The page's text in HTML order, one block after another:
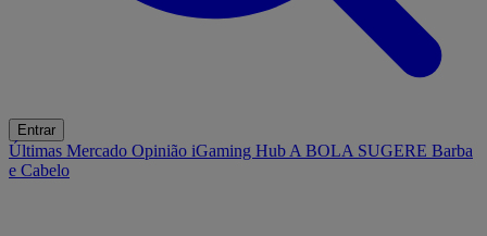
Entrar
Últimas Mercado Opinião iGaming Hub A BOLA SUGERE Barba
e Cabelo